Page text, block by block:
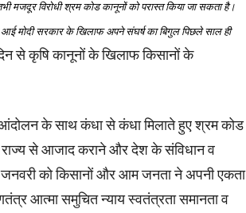
मजदूर विरोधी श्रम कोड कानूनों को परास्त किया जा सकता है।
मोदी सरकार के खिलाफ अपने संघर्ष का बिगुल पिछले साल ही
से कृषि कानूनों के खिलाफ किसानों के
आंदोलन के साथ कंधा से कंधा मिलाते हुए श्रम कोड
राज्य से आजाद कराने और देश के संविधान व
को किसानों और आम जनता ने अपनी एकता
आत्मा समुचित न्याय स्वतंत्रता समानता व